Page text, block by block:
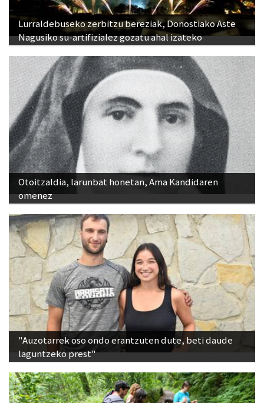
Lurraldebuseko zerbitzu bereziak, Donostiako Aste
Nagusiko su-artifizialez gozatu ahal izateko
Otoitzaldia, larunbat honetan, Ama Kandidaren
omenez
"Auzotarrek oso ondo erantzuten dute, beti daude
laguntzeko prest"